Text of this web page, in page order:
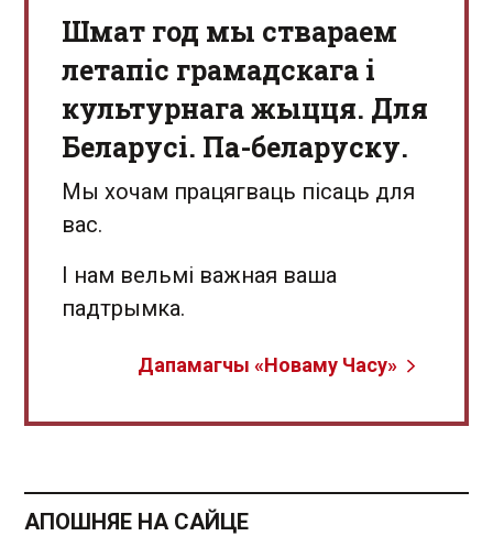
Шмат год мы ствараем
летапіс грамадскага і
культурнага жыцця. Для
Беларусі. Па-беларуску.
Мы хочам працягваць пісаць для
вас.
І нам вельмі важная ваша
падтрымка.
Дапамагчы «Новаму Часу»
АПОШНЯЕ НА САЙЦЕ